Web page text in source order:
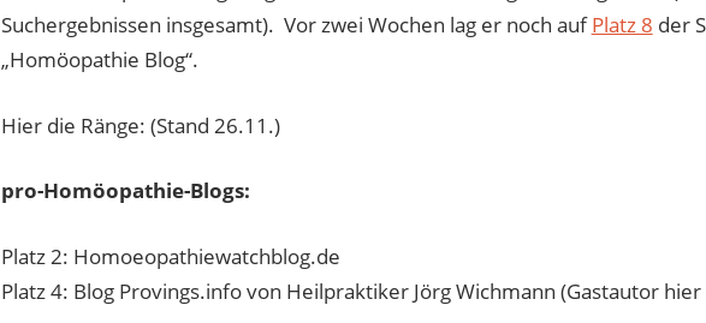
Suchergebnissen insgesamt). Vor zwei Wochen lag er noch aufPlatz 8 der
„Homöopathie Blog“.
Hier die Ränge: (Stand 26.11.)
pro-Homöopathie-Blogs:
Platz 2: Homoeopathiewatchblog.de
Platz 4: Blog Provings.info von Heilpraktiker Jörg Wichmann (Gastautor hier